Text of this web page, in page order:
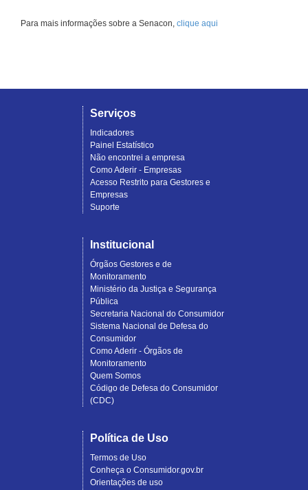
Para mais informações sobre a Senacon, clique aqui
Serviços
Indicadores
Painel Estatístico
Não encontrei a empresa
Como Aderir - Empresas
Acesso Restrito para Gestores e
Empresas
Suporte
Institucional
Órgãos Gestores e de
Monitoramento
Ministério da Justiça e Segurança
Pública
Secretaria Nacional do Consumidor
Sistema Nacional de Defesa do
Consumidor
Como Aderir - Órgãos de
Monitoramento
Quem Somos
Código de Defesa do Consumidor
(CDC)
Política de Uso
Termos de Uso
Conheça o Consumidor.gov.br
Orientações de uso